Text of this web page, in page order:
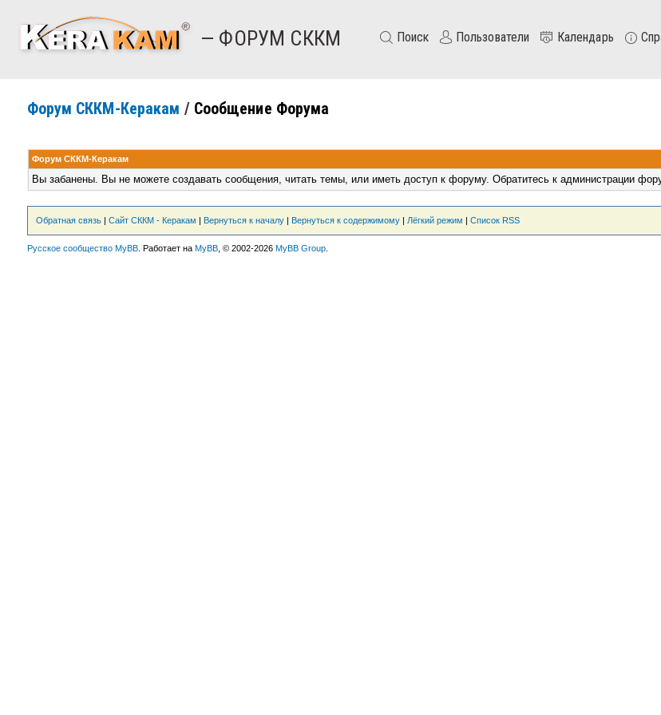
— ФОРУМ СККМ Поиск Пользователи Календарь
Форум СККМ-Керакам / Сообщение Форума
Форум СККМ-Керакам
Вы забанены. Вы не можете создавать сообщения, читать темы, или иметь доступ к форуму. Обратитесь к администрации
Обратная связь| Сайт СККМ - Керакам | Вернуться к началу| Вернуться к содержимому| Лёгкий режим | Список RSS
Русское сообщество MyBB. Работает на MyBB, © 2002-2026 MyBB Group.